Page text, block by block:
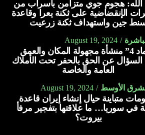
هجوم جوي متزامن بأسراب من
الإنقضاضية على ثكنة يعرا وقاعدة
جين واستهداف ثكنة زرعيت
August 19, 2024
“عماد 4” منشأة مجهولة المكان والعمق
عن الحق بالحفر تحت الأملاك
العامة والخاصة
الأوسط August 19, 2024
متباينة حيال إنشاء إيران قاعدة
في سوريا… ما علاقتها بتفجير مرفأ
بيروت؟